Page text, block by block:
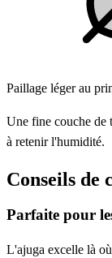
Paillage léger au
Une fine couche de
à retenir l'humidité.
Conseils de
Parfaite pour
L'ajuga excelle là